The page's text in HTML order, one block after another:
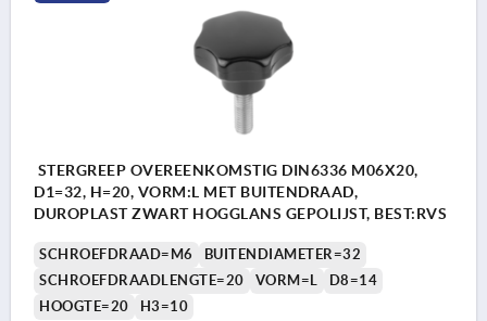
STERGREEP OVEREENKOMSTIG DIN6336 M06X20,
D1=32, H=20, VORM:L MET BUITENDRAAD,
DUROPLAST ZWART HOGGLANS GEPOLIJST, BEST:RVS
SCHROEFDRAAD=M6
BUITENDIAMETER=32
SCHROEFDRAADLENGTE=20
VORM=L
D8=14
HOOGTE=20
H3=10